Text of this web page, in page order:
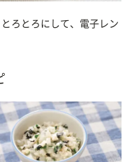
ろとろにして、電子レン